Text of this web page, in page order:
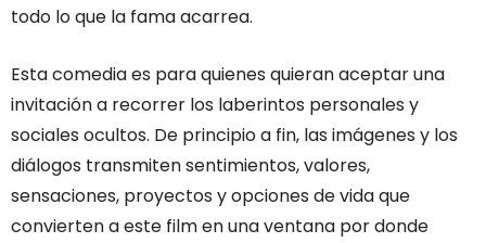
todo lo que la fama acarrea.
Esta comedia es para quienes quieran aceptar una
invitación a recorrer los laberintos personales y
sociales ocultos. De principio a fin, las imágenes y los
diálogos transmiten sentimientos, valores,
sensaciones, proyectos y opciones de vida que
convierten a este film en una ventana por donde